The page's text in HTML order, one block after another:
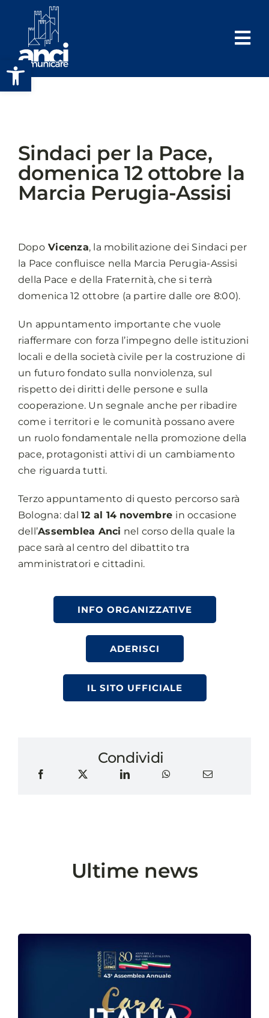
Apri la barra degli strumenti
contenuto
Sindaci per la Pace,
domenica 12 ottobre la
Marcia Perugia-Assisi
DopoVicenza, la mobilitazione dei Sindaci per
la Pace confluisce nella Marcia Perugia-Assisi
della Pace e della Fraternità, che si terrà
domenica 12 ottobre (a partire dalle ore 8:00).
Un appuntamento importante che vuole
riaffermare con forza l’impegno delle istituzioni
locali e della società civile per la costruzione di
un futuro fondato sulla nonviolenza, sul
rispetto dei diritti delle persone e sulla
cooperazione. Un segnale anche per ribadire
come i territori e le comunità possano avere
un ruolo fondamentale nella promozione della
pace, protagonisti attivi di un cambiamento
che riguarda tutti.
Terzo appuntamento di questo percorso sarà
Bologna: dal12 al 14 novembre in occasione
dell’Assemblea Anci nel corso della quale la
pace sarà al centro del dibattito tra
amministratori e cittadini.
INFO ORGANIZZATIVE
ADERISCI
IL SITO UFFICIALE
Condividi
Ultime news